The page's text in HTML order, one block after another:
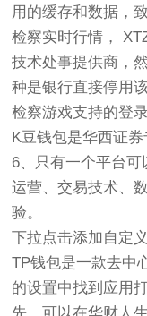
用的缓存和数据，
检察实时行情，
技术处事提供商，
种是银行直接停用
检察游戏支持的登
K豆钱包是华西证
6、只有一个平台可
运营、交易技术、
验。
下拉点击添加自定
TP钱包是一款去中
的设置中找到应用